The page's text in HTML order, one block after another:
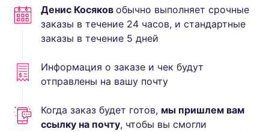
Денис Косяков обычно выполняет срочные
заказы в течение 24 часов, и стандартные
заказы в течение 5 дней
Информация о заказе и чек будут
отправлены на вашу почту
Когда заказ будет готов, мы пришлем вам
ссылку на почту, чтобы вы смогли